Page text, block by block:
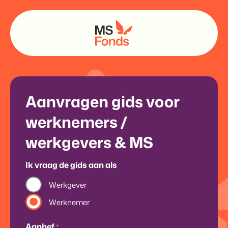
Aanvragen gids voor
werknemers /
werkgevers & MS
Ik vraag de gids aan als
Werkgever
Werknemer